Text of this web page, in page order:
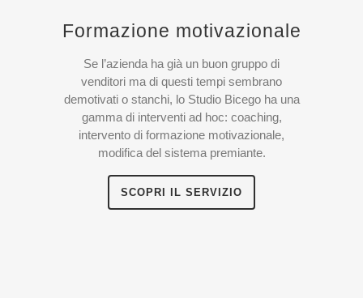
Formazione motivazionale
Se l’azienda ha già un buon gruppo di
venditori ma di questi tempi sembrano
demotivati o stanchi, lo Studio Bicego ha una
gamma di interventi ad hoc: coaching,
intervento di formazione motivazionale,
modifica del sistema premiante.
SCOPRI IL SERVIZIO